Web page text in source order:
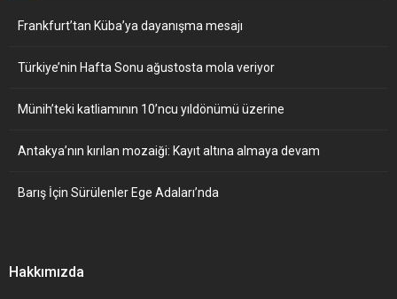
Frankfurt’tan Küba’ya dayanışma mesajı
Türkiye’nin Hafta Sonu ağustosta mola veriyor
Münih’teki katliamının 10’ncu yıldönümü üzerine
Antakya’nın kırılan mozaiği: Kayıt altına almaya devam
Barış İçin Sürülenler Ege Adaları’nda
Hakkımızda